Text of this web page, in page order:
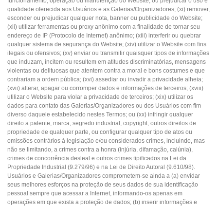
qualidade oferecida aos Usuários e as Galerias/Organizadores; (xi) remover,
esconder ou prejudicar qualquer nota, banner ou publicidade do Website;
(xii) utilizar ferramentas ou proxy anônimo com a finalidade de tornar seu
endereço de IP (Protocolo de Internet) anônimo; (xiii) interferir ou quebrar
qualquer sistema de segurança do Website; (xiv) utilizar o Website com fins
ilegais ou ofensivos; (xv) enviar ou transmitir quaisquer tipos de informações
que induzam, incitem ou resultem em atitudes discriminatórias, mensagens
violentas ou delituosas que atentem contra a moral e bons costumes e que
contrariam a ordem pública; (xvi) assediar ou invadir a privacidade alheia;
(xvii) alterar, apagar ou corromper dados e informações de terceiros; (xviii)
utilizar o Website para violar a privacidade de terceiros; (xix) utilizar os
dados para contato das Galerias/Organizadores ou dos Usuários com fim
diverso daquele estabelecido nestes Termos; ou (xx) infringir qualquer
direito a patente, marca, segredo industrial, copyright, outros direitos de
propriedade de qualquer parte, ou configurar qualquer tipo de atos ou
omissões contrários à legislação e/ou considerados crimes, incluindo, mas
não se limitando, a crimes contra a honra (injúria, difamação, calúnia),
crimes de concorrência desleal e outros crimes tipificados na Lei da
Propriedade Industrial (9.279/96) e na Lei de Direito Autoral (9.610/98).
Usuários e Galerias/Organizadores comprometem-se ainda a (a) envidar
seus melhores esforços na proteção de seus dados de sua identificação
pessoal sempre que acessar a Internet, informando-os apenas em
operações em que exista a proteção de dados; (b) inserir informações e